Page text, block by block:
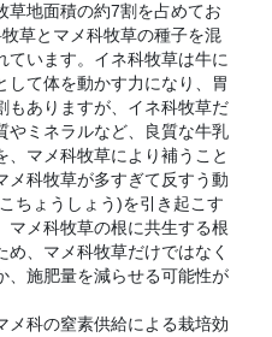
草地面積の約7割を占めてお
草とマメ科牧草の種子を混
ています。イネ科牧草は牛に
して体を動かす力になり、胃
もありますが、イネ科牧草だ
やミネラルなど、良質な牛乳
マメ科牧草により補うこと
メ科牧草が多すぎて反すう動
ちょうしょう)を引き起こす
マメ科牧草の根に共生する根
、マメ科牧草だけではなく
、施肥量を減らせる可能性が
メ科の窒素供給による栽培効